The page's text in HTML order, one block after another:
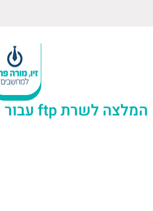
המלצה לשרת ftp עבור מחשב פיסי